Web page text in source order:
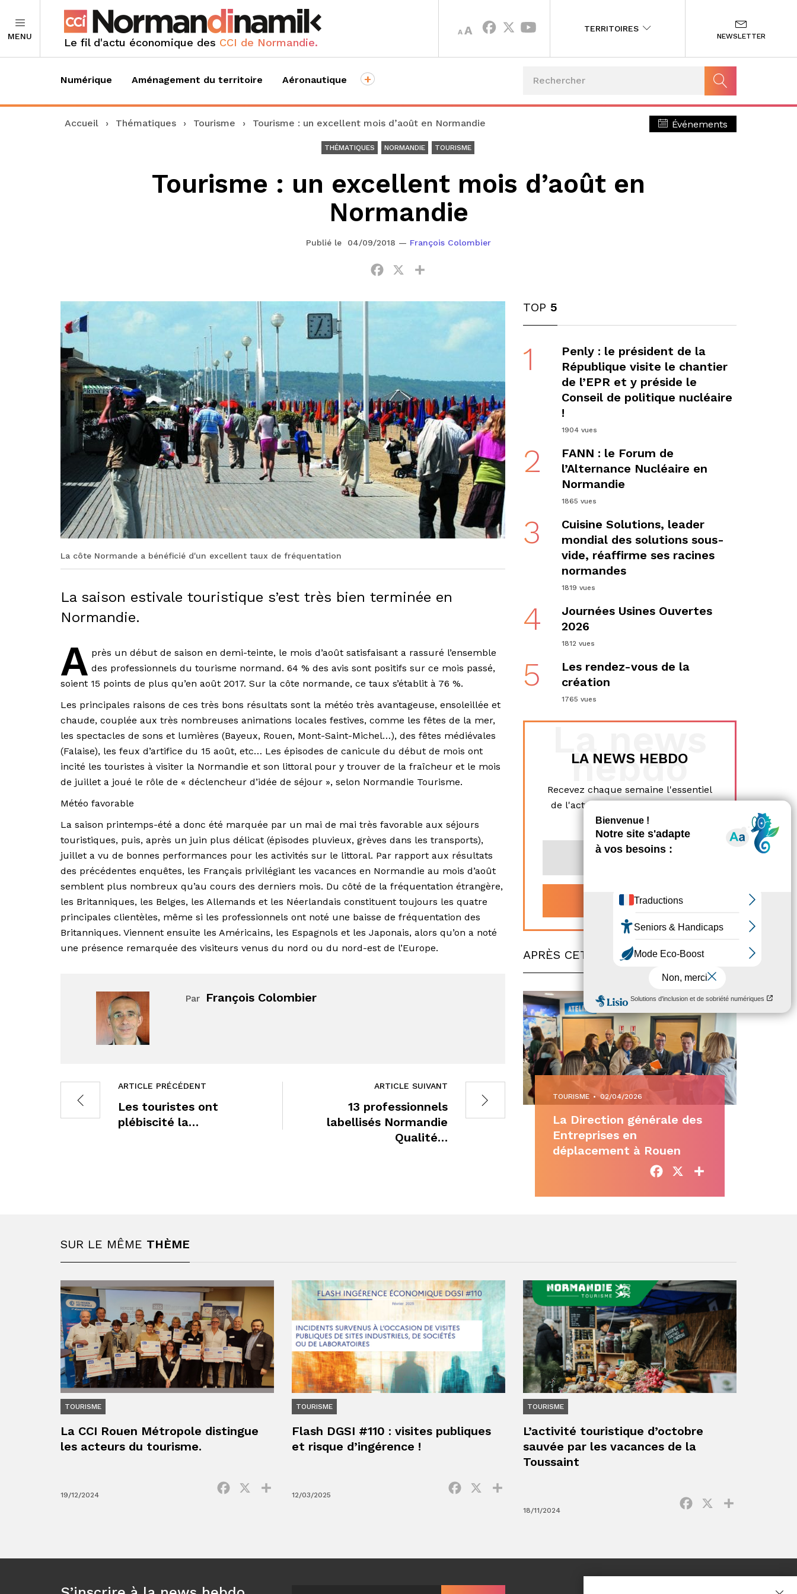
MENU Le fil d'actu économique des CCI de Normandie.
A
DECREASE
FONT
AINCREASE
SIZE.
TERRITOIRES
NEWSLETTER
Numérique Aménagement du territoire Aéronautique +
Accueil › Thématiques › Tourisme › Tourisme : un excellent mois d’août en Normandie Événements
THÉMATIQUES NORMANDIE TOURISME
Tourisme : un excellent mois d’août en
Normandie
Publié le 04/09/2018 — François Colombier
Facebook
La côte Normande a bénéficié d'un excellent taux de fréquentation
La saison estivale touristique s’est très bien terminée en
Normandie.
A près un début de saison en demi-teinte, le mois d’août satisfaisant a rassuré l’ensemble
des professionnels du tourisme normand. 64 % des avis sont positifs sur ce mois passé,
soient 15 points de plus qu’en août 2017. Sur la côte normande, ce taux s’établit à 76 %.
Les principales raisons de ces très bons résultats sont la météo très avantageuse, ensoleillée et
chaude, couplée aux très nombreuses animations locales festives, comme les fêtes de la mer,
les spectacles de sons et lumières (Bayeux, Rouen, Mont-Saint-Michel…), des fêtes médiévales
(Falaise), les feux d’artifice du 15 août, etc… Les épisodes de canicule du début de mois ont
incité les touristes à visiter la Normandie et son littoral pour y trouver de la fraîcheur et le mois
de juillet a joué le rôle de « déclencheur d’idée de séjour », selon Normandie Tourisme.
Météo favorable
La saison printemps-été a donc été marquée par un mai de mai très favorable aux séjours
touristiques, puis, après un juin plus délicat (épisodes pluvieux, grèves dans les transports),
juillet a vu de bonnes performances pour les activités sur le littoral. Par rapport aux résultats
des précédentes enquêtes, les Français privilégiant les vacances en Normandie au mois d’août
semblent plus nombreux qu’au cours des derniers mois. Du côté de la fréquentation étrangère,
les Britanniques, les Belges, les Allemands et les Néerlandais constituent toujours les quatre
principales clientèles, même si les professionnels ont noté une baisse de fréquentation des
Britanniques. Viennent ensuite les Américains, les Espagnols et les Japonais, alors qu’on a noté
une présence remarquée des visiteurs venus du nord ou du nord-est de l’Europe.
Par François Colombier
ARTICLE PRÉCÉDENT
Les touristes ont
plébiscité la…
ARTICLE SUIVANT
13 professionnels
labellisés Normandie
Qualité…
TOP 5
1
Penly : le président de la
République visite le chantier
de l’EPR et y préside le
Conseil de politique nucléaire
!
1904 vues
2
FANN : le Forum de
l’Alternance Nucléaire en
Normandie
1865 vues
3
Cuisine Solutions, leader
mondial des solutions sous-
vide, réaffirme ses racines
normandes
1819 vues
4
Journées Usines Ouvertes
2026
1812 vues
5
Les rendez-vous de la
création
1765 vues
hebdo
LA NEWS HEBDO
Recevez chaque semaine l'essentiel
de l'actualité économique des CCI
Normandie.
APRÈS CET ARTICLE
TOURISME • 02/04/2026
La Direction générale des
Entreprises en
déplacement à Rouen
Facebook
SUR LE MÊME THÈME
TOURISME
La CCI Rouen Métropole distingue
les acteurs du tourisme.
19/12/2024
Facebook
TOURISME
Flash DGSI #110 : visites publiques
et risque d’ingérence !
12/03/2025
Facebook
TOURISME
L’activité touristique d’octobre
sauvée par les vacances de la
Toussaint
18/11/2024
Facebook